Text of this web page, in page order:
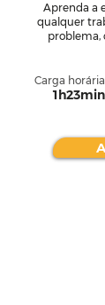
Aprenda a
qualquer
problema,
Carga horária
1h23min